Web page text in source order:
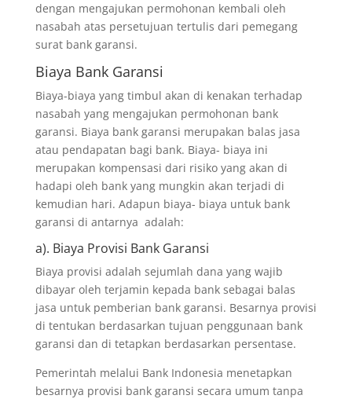
dengan mengajukan permohonan kembali oleh
nasabah atas persetujuan tertulis dari pemegang
surat bank garansi.
Biaya Bank Garansi
Biaya-biaya yang timbul akan di kenakan terhadap
nasabah yang mengajukan permohonan bank
garansi. Biaya bank garansi merupakan balas jasa
atau pendapatan bagi bank. Biaya- biaya ini
merupakan kompensasi dari risiko yang akan di
hadapi oleh bank yang mungkin akan terjadi di
kemudian hari. Adapun biaya- biaya untuk bank
garansi di antarnya adalah:
a). Biaya Provisi Bank Garansi
Biaya provisi adalah sejumlah dana yang wajib
dibayar oleh terjamin kepada bank sebagai balas
jasa untuk pemberian bank garansi. Besarnya provisi
di tentukan berdasarkan tujuan penggunaan bank
garansi dan di tetapkan berdasarkan persentase.
Pemerintah melalui Bank Indonesia menetapkan
besarnya provisi bank garansi secara umum tanpa